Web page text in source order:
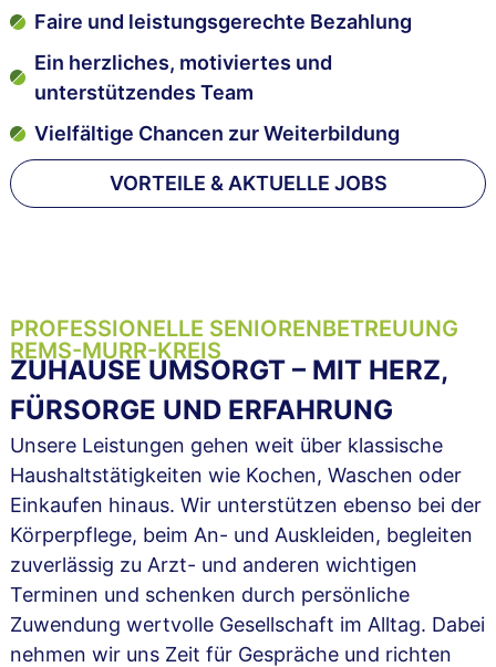
Faire und leistungsgerechte Bezahlung
Ein herzliches, motiviertes und
unterstützendes Team
Vielfältige Chancen zur Weiterbildung
VORTEILE & AKTUELLE JOBS
PROFESSIONELLE SENIORENBETREUUNG
REMS-MURR-KREIS
ZUHAUSE UMSORGT – MIT HERZ,
FÜRSORGE UND ERFAHRUNG
Unsere Leistungen gehen weit über klassische
Haushaltstätigkeiten wie Kochen, Waschen oder
Einkaufen hinaus. Wir unterstützen ebenso bei der
Körperpflege, beim An- und Auskleiden, begleiten
zuverlässig zu Arzt- und anderen wichtigen
Terminen und schenken durch persönliche
Zuwendung wertvolle Gesellschaft im Alltag. Dabei
nehmen wir uns Zeit für Gespräche und richten